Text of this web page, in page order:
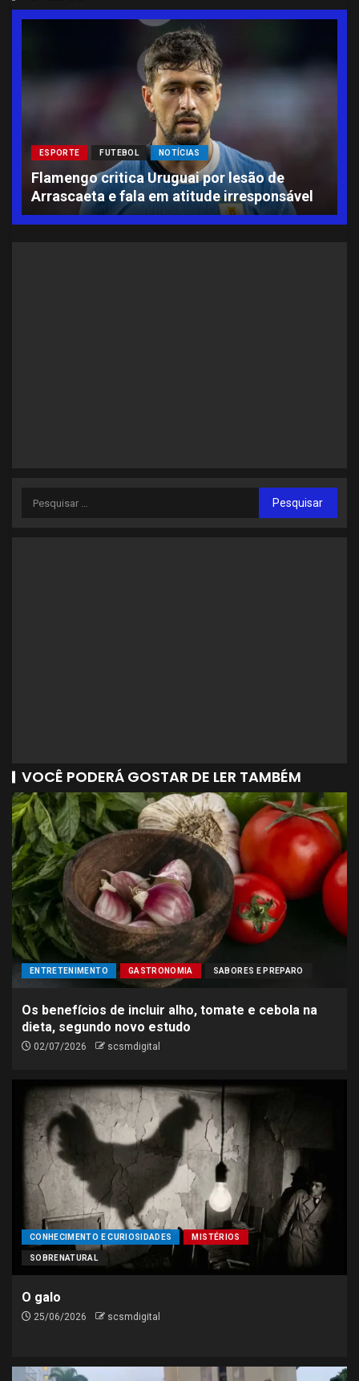
ESPORTE FUTEBOL NOTÍCIAS
Flamengo critica Uruguai por lesão de
Arrascaeta e fala em atitude irresponsável
VOCÊ PODERÁ GOSTAR DE LER TAMBÉM
ENTRETENIMENTO GASTRONOMIA SABORES E PREPARO
Os benefícios de incluir alho, tomate e cebola na
dieta, segundo novo estudo
02/07/2026 scsmdigital
CONHECIMENTO E CURIOSIDADES MISTÉRIOS
SOBRENATURAL
O galo
25/06/2026 scsmdigital